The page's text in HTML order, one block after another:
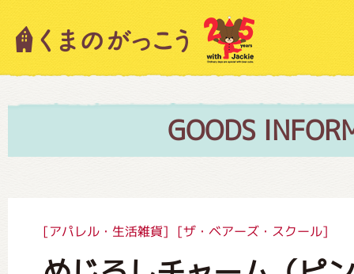
GOODS
[アパレル・生活雑貨] [ザ・ベアーズ・スクール]
キャラクター紹介
絵本・作家紹介